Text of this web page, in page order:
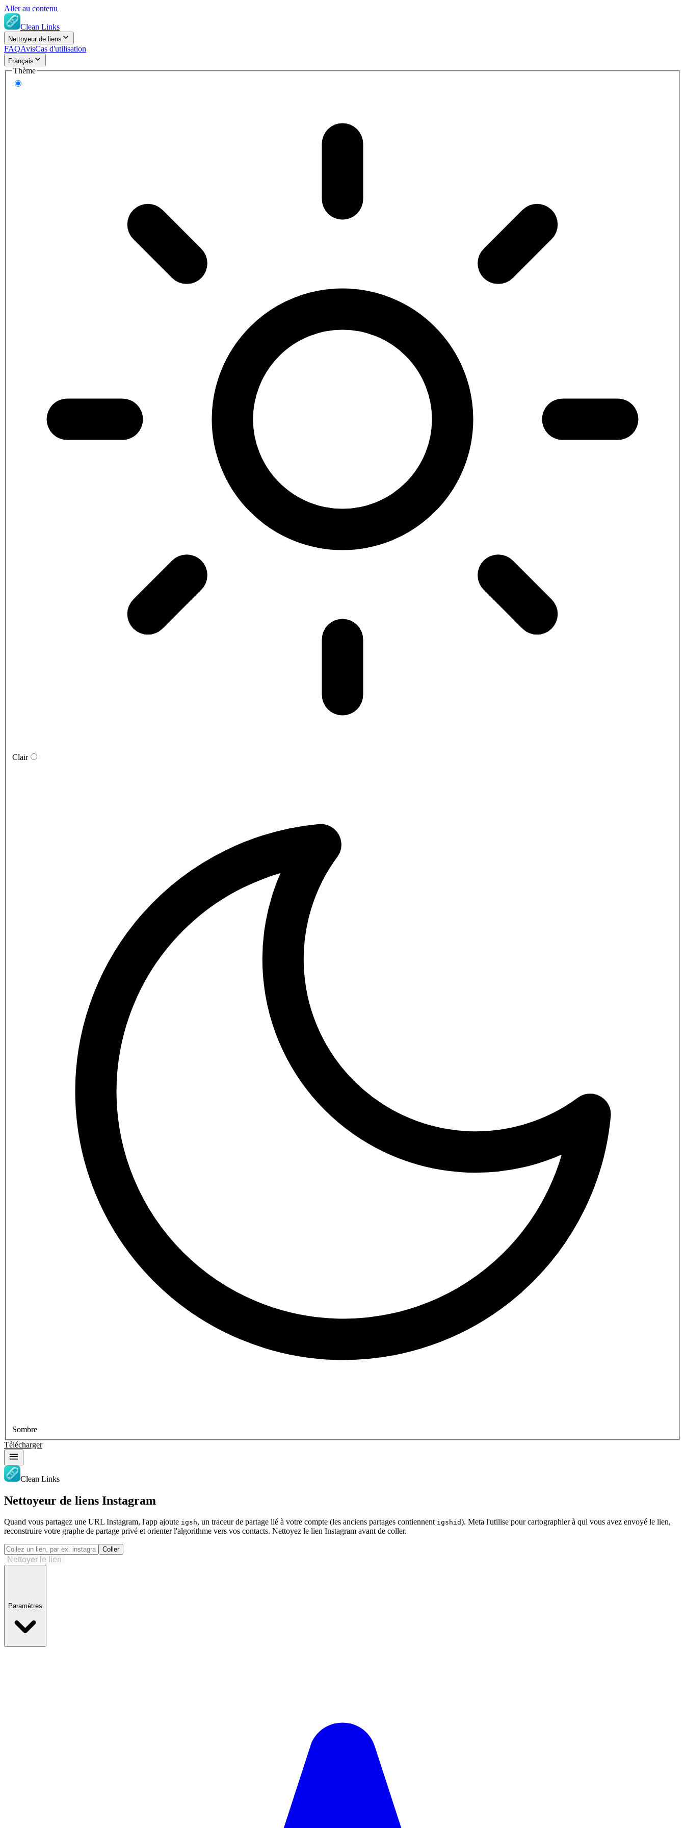
Aller au contenu
Clean Links
Nettoyeur de liens
FAQAvisCas d'utilisation
Français
Thème
Clair
Sombre
Télécharger
Clean Links
Nettoyeur de liens Instagram
Quand vous partagez une URL Instagram, l'app ajoute igsh, un traceur de partage lié à votre compte (les anciens partages contiennent igshid). Meta l'utilise pour cartographier à qui vous avez envoyé le lien,
reconstruire votre graphe de partage privé et orienter l'algorithme vers vos contacts. Nettoyez le lien Instagram avant de coller.
Coller
Nettoyer le lien
Paramètres